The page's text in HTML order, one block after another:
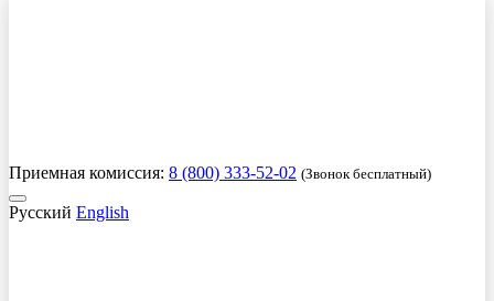
Приемная комиссия: 8 (800) 333-52-02 (Звонок бесплатный)
Русский English